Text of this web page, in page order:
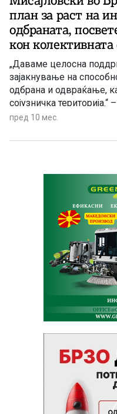
план за раст на
одбраната,
кон колективната
„Даваме целосна
зајакнување на
одбрана и одвраќање,
сојузничка
одбрана Владо
пред 10 мес.